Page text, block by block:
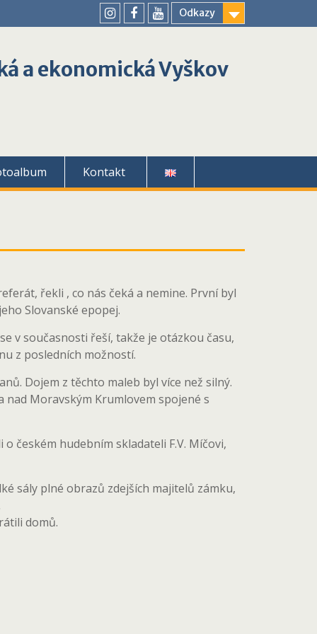
Odkazy
youtube
a ekonomická Vyškov
Kontakt
řekli , co nás čeká a nemine. První byl
Slovanské epopej.
v současnosti řeší, takže je otázkou času,
z posledních možností.
Dojem z těchto maleb byl více než silný.
Moravským Krumlovem spojené s
českém hudebním skladateli F.V. Míčovi,
sály plné obrazů zdejších majitelů zámku,
domů.